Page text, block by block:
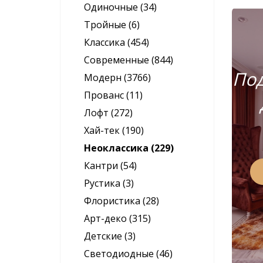
Одиночные (34)
Тройные (6)
Классика (454)
Современные (844)
Модерн (3766)
Прованс (11)
Лофт (272)
Хай-тек (190)
Неоклассика (229)
Кантри (54)
Рустика (3)
Флористика (28)
Арт-деко (315)
Детские (3)
Светодиодные (46)